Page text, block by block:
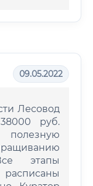
09.05.2022
Лесовод
руб.
этапы